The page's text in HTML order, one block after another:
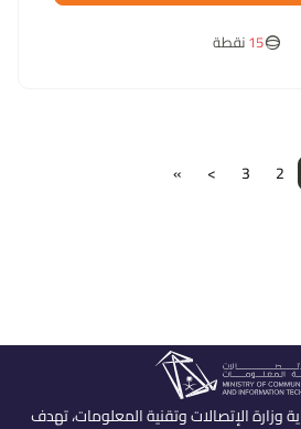
15نقطة
2
3
>
»
وزارة الإتصالات وتقنية المعلومات، تهدف